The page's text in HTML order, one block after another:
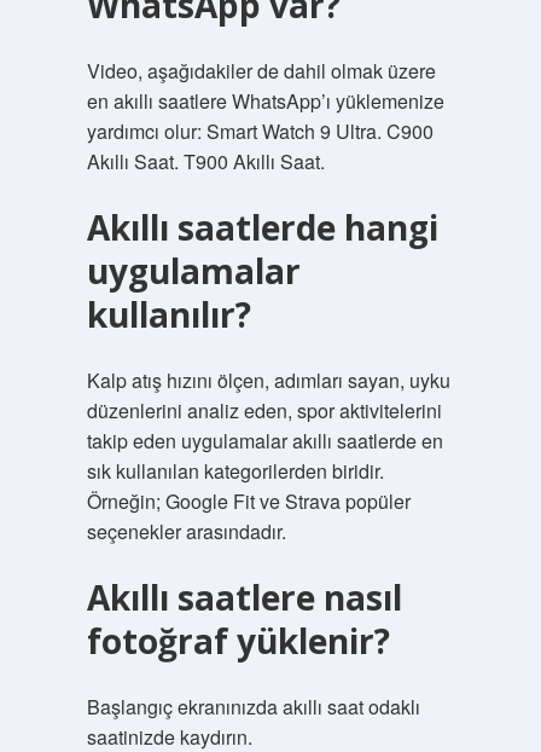
Video, aşağıdakiler de dahil olmak üzere
en akıllı saatlere WhatsApp’ı yüklemenize
yardımcı olur: Smart Watch 9 Ultra. C900
Akıllı Saat. T900 Akıllı Saat.
Akıllı saatlerde hangi
uygulamalar
kullanılır?
Kalp atış hızını ölçen, adımları sayan, uyku
düzenlerini analiz eden, spor aktivitelerini
takip eden uygulamalar akıllı saatlerde en
sık kullanılan kategorilerden biridir.
Örneğin; Google Fit ve Strava popüler
seçenekler arasındadır.
Akıllı saatlere nasıl
fotoğraf yüklenir?
Başlangıç ekranınızda akıllı saat odaklı
saatinizde kaydırın.